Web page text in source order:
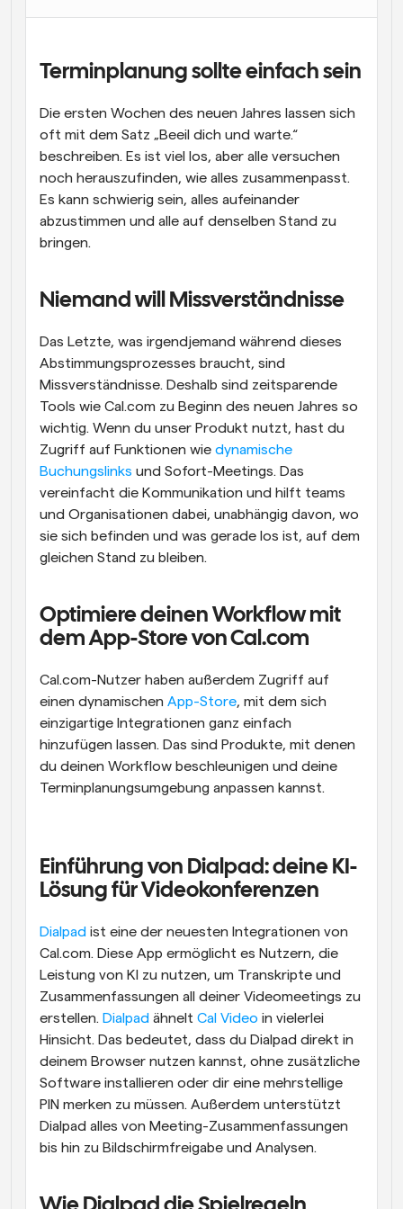
Supercharged Planung mit KI-gestützten Anrufen
Nachrichten und Updates.
Sofortige Besprechungen
Treffen Sie sich in wenigen Minuten mit Kunden
Dynamische Gruppenlinks
Nahtlos Meetings mit mehreren Personen buchen
Erhalten Sie eine Benachrichtigung, wenn etwas
Terminplanung sollte einfach sein
Die ersten Wochen des neuen Jahres lassen sich
oft mit dem Satz „Beeil dich und warte.“
beschreiben. Es ist viel los, aber alle versuchen
noch herauszufinden, wie alles zusammenpasst.
Es kann schwierig sein, alles aufeinander
abzustimmen und alle auf denselben Stand zu
bringen.
Niemand will Missverständnisse
Das Letzte, was irgendjemand während dieses
Abstimmungsprozesses braucht, sind
Missverständnisse. Deshalb sind zeitsparende
Tools wie Cal.com zu Beginn des neuen Jahres so
wichtig. Wenn du unser Produkt nutzt, hast du
Zugriff auf Funktionen wie dynamische
Buchungslinks und Sofort-Meetings. Das
vereinfacht die Kommunikation und hilft teams
und Organisationen dabei, unabhängig davon, wo
sie sich befinden und was gerade los ist, auf dem
gleichen Stand zu bleiben.
Optimiere deinen Workflow mit
dem App-Store von Cal.com
Cal.com-Nutzer haben außerdem Zugriff auf
einen dynamischen App-Store, mit dem sich
einzigartige Integrationen ganz einfach
hinzufügen lassen. Das sind Produkte, mit denen
du deinen Workflow beschleunigen und deine
Terminplanungsumgebung anpassen kannst.
Einführung von Dialpad: deine KI-
Lösung für Videokonferenzen
Dialpad ist eine der neuesten Integrationen von
Cal.com. Diese App ermöglicht es Nutzern, die
Leistung von KI zu nutzen, um Transkripte und
Zusammenfassungen all deiner Videomeetings zu
erstellen. Dialpad ähnelt Cal Video in vielerlei
Hinsicht. Das bedeutet, dass du Dialpad direkt in
deinem Browser nutzen kannst, ohne zusätzliche
Software installieren oder dir eine mehrstellige
PIN merken zu müssen. Außerdem unterstützt
Dialpad alles von Meeting-Zusammenfassungen
bis hin zu Bildschirmfreigabe und Analysen.